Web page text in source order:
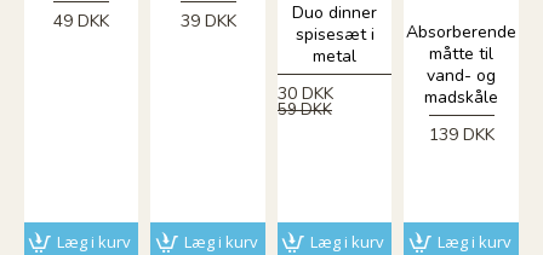
49 DKK
Læg i kurv
39 DKK
Læg i kurv
Duo dinner
spisesæt i
metal
30 DKK
59 DKK
Læg i kurv
Absorberende
måtte til
vand- og
madskåle
139 DKK
Læg i kurv